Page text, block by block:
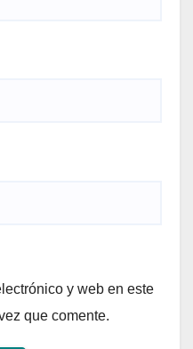
y web en este
que comente.